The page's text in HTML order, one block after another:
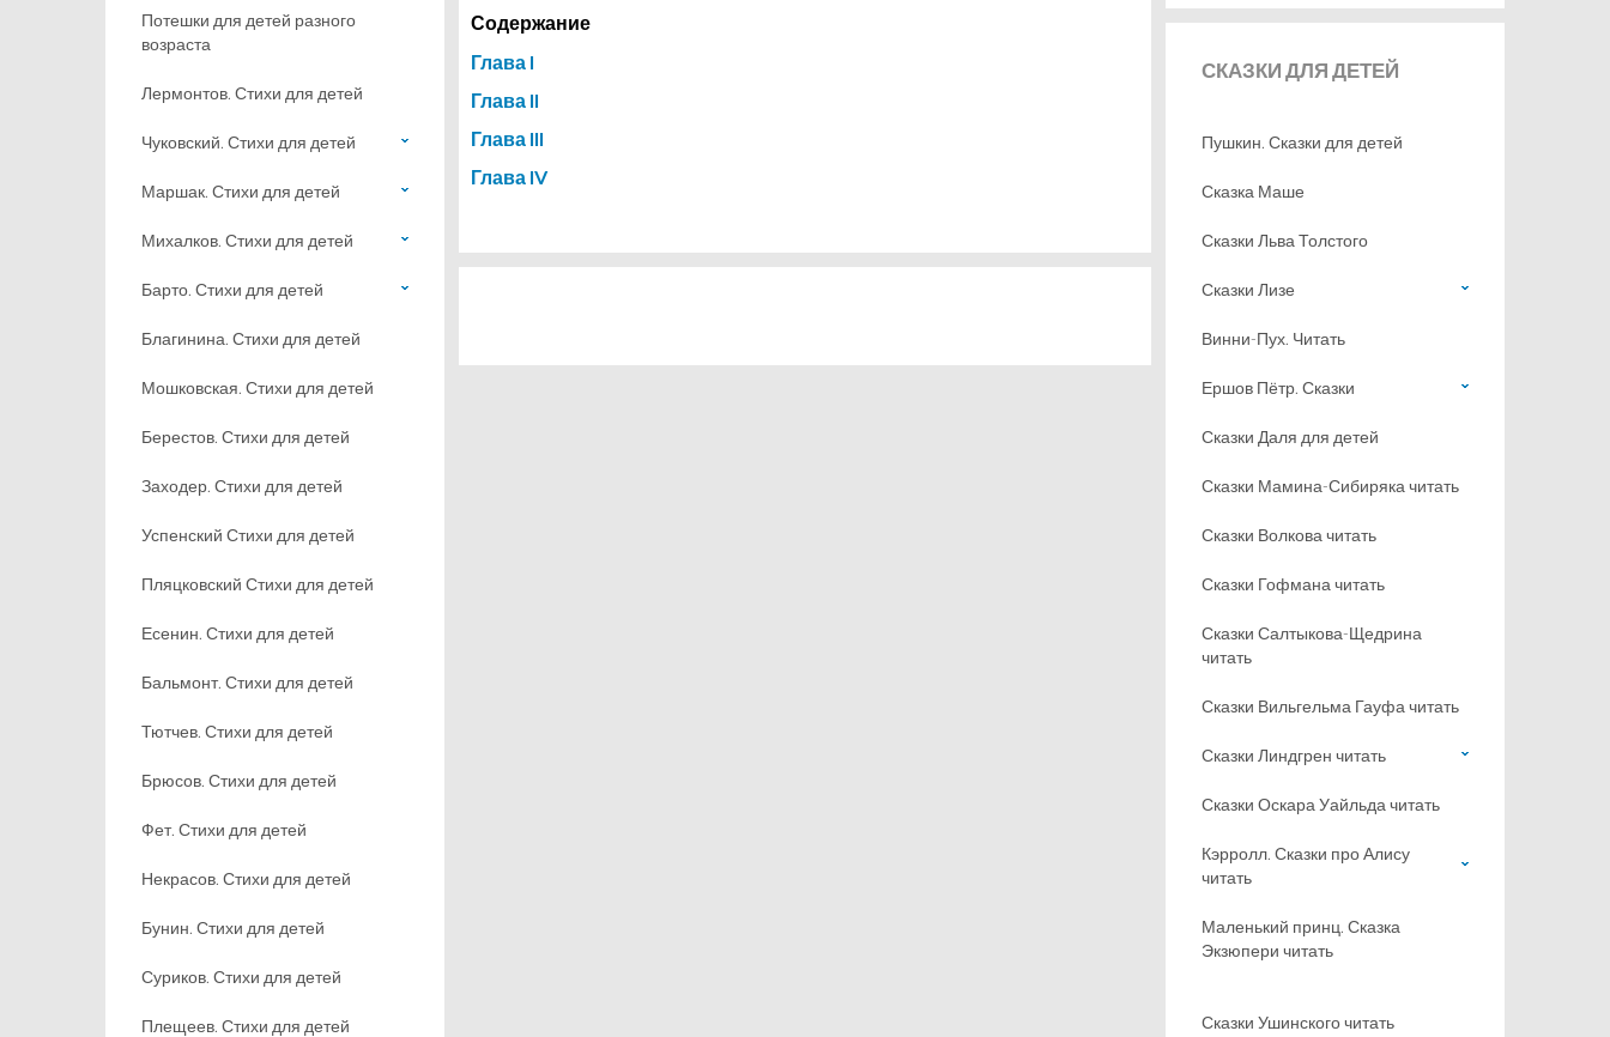
Содержание
Глава I
Глава II
Глава III
Глава IV
Потешки для детей разного
возраста
Лермонтов. Стихи для детей
Чуковский. Стихи для детей
Маршак. Стихи для детей
Михалков. Стихи для детей
Барто. Стихи для детей
Благинина. Стихи для детей
Мошковская. Стихи для детей
Берестов. Стихи для детей
Заходер. Стихи для детей
Успенский Стихи для детей
Пляцковский Стихи для детей
Есенин. Стихи для детей
Бальмонт. Стихи для детей
Тютчев. Стихи для детей
Брюсов. Стихи для детей
Фет. Стихи для детей
Некрасов. Стихи для детей
Бунин. Стихи для детей
Суриков. Стихи для детей
Плещеев. Стихи для детей
СКАЗКИДЛЯ ДЕТЕЙ
Пушкин. Сказки для детей
Сказка Маше
Сказки Льва Толстого
Сказки Лизе
Винни-Пух. Читать
Ершов Пётр. Сказки
Сказки Даля для детей
Сказки Мамина-Сибиряка читать
Сказки Волкова читать
Сказки Гофмана читать
Сказки Салтыкова-Щедрина
читать
Сказки Вильгельма Гауфа читать
Сказки Линдгрен читать
Сказки Оскара Уайльда читать
Кэрролл. Сказки про Алису
читать
Маленький принц. Сказка
Экзюпери читать
Сказки Ушинского читать